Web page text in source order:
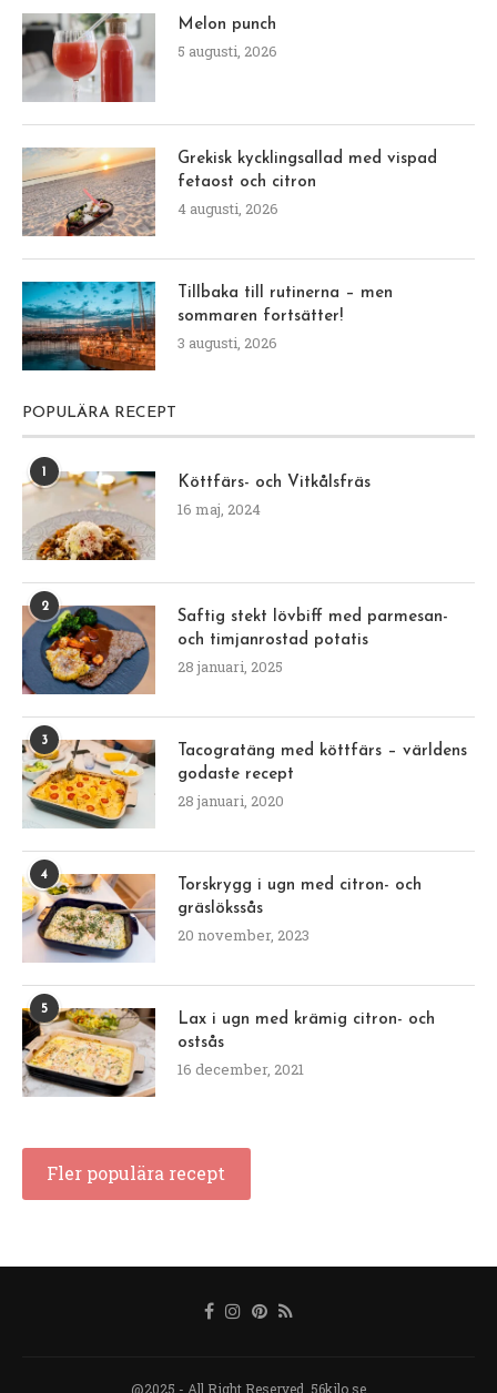
Melon punch
5 augusti, 2026
Grekisk kycklingsallad med vispad
fetaost och citron
4 augusti, 2026
Tillbaka till rutinerna – men
sommaren fortsätter!
3 augusti, 2026
POPULÄRA RECEPT
Köttfärs- och Vitkålsfräs
16 maj, 2024
2
Saftig stekt lövbiff med parmesan-
och timjanrostad potatis
28 januari, 2025
3
Tacogratäng med köttfärs – världens
godaste recept
28 januari, 2020
4
Torskrygg i ugn med citron- och
gräslökssås
20 november, 2023
5
Lax i ugn med krämig citron- och
ostsås
16 december, 2021
Fler populära recept
@2025 - All Right Reserved. 56kilo.se